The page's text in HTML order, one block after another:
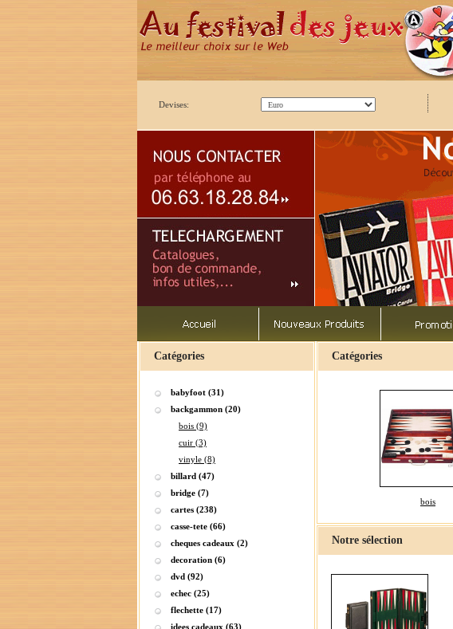
Devises:
Catégories
babyfoot (31)
backgammon (20)
bois (9)
cuir (3)
vinyle (8)
billard (47)
bridge (7)
cartes (238)
casse-tete (66)
cheques cadeaux (2)
decoration (6)
dvd (92)
echec (25)
flechette (17)
idees cadeaux (63)
Catégories
bois
Notre sélection